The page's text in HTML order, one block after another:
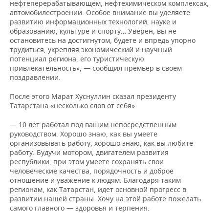
нефтеперерабатывающем, нефтехимическом комплексах,
автомобилестроении. Особое внимание вы уделяете
развитию информационных технологий, науке и
образованию, культуре и спорту… Уверен, вы не
остановитесь на достигнутом, будете и впредь упорно
трудиться, укрепляя экономический и научный
потенциал региона, его туристическую
привлекательность», — сообщил премьер в своем
поздравлении.
После этого Марат Хуснуллин сказал президенту
Татарстана «несколько слов от себя»:
— 10 лет работал под вашим непосредственным
руководством. Хорошо знаю, как вы умеете
организовывать работу, хорошо знаю, как вы любите
работу. Будучи мотором, двигателем развития
республики, при этом умеете сохранять свои
человеческие качества, порядочность и доброе
отношение и уважение к людям. Благодаря таким
регионам, как Татарстан, идет основной прогресс в
развитии нашей страны. Хочу на этой работе пожелать
самого главного — здоровья и терпения.